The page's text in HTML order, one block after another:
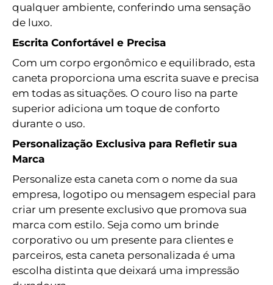
qualquer ambiente, conferindo uma sensação
de luxo.
Escrita Confortável e Precisa
Com um corpo ergonômico e equilibrado, esta
caneta proporciona uma escrita suave e precisa
em todas as situações. O couro liso na parte
superior adiciona um toque de conforto
durante o uso.
Personalização Exclusiva para Refletir sua
Marca
Personalize esta caneta com o nome da sua
empresa, logotipo ou mensagem especial para
criar um presente exclusivo que promova sua
marca com estilo. Seja como um brinde
corporativo ou um presente para clientes e
parceiros, esta caneta personalizada é uma
escolha distinta que deixará uma impressão